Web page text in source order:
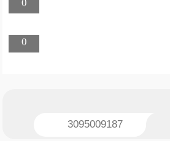
0
0
3095009187